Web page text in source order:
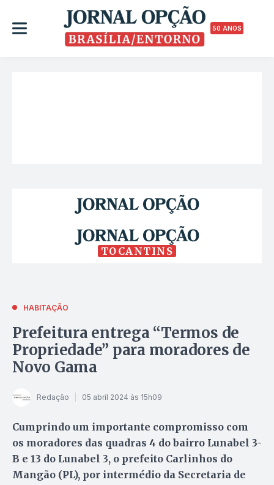
50 ANOS
TOCANTINS
HABITAÇÃO
Prefeitura entrega “Termos de
Propriedade” para moradores de
Novo Gama
Redação 05 abril 2024 às 15h09
Cumprindo um importante compromisso com
os moradores das quadras 4 do bairro Lunabel 3-
B e 13 do Lunabel 3, o prefeito Carlinhos do
Mangão (PL), por intermédio da Secretaria de